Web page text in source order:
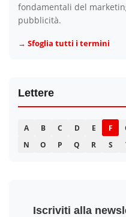
fondamentali del
pubblicità.
→ Sfoglia tutti i termini
Lettere
A B C D E F
N
O P Q R S
Iscriviti alla